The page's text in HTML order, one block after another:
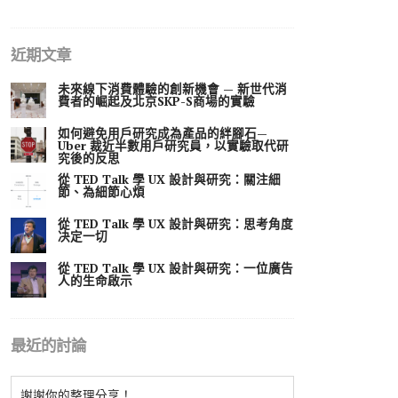
近期文章
未來線下消費體驗的創新機會 — 新世代消
費者的崛起及北京SKP-S商場的實驗
如何避免用戶研究成為產品的絆腳石—
Uber 裁近半數用戶研究員，以實驗取代研
究後的反思
從 TED Talk 學 UX 設計與研究：關注細
節、為細節心煩
從 TED Talk 學 UX 設計與研究：思考角度
决定一切
從 TED Talk 學 UX 設計與研究：一位廣告
人的生命啟示
最近的討論